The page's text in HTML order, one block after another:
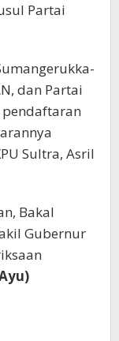
Partai
dan Partai
Sultra, Asril
Bakal
Gubernur